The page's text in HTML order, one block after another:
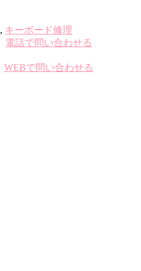
, キーボード修理
電話で問い合わせる
WEBで問い合わせる